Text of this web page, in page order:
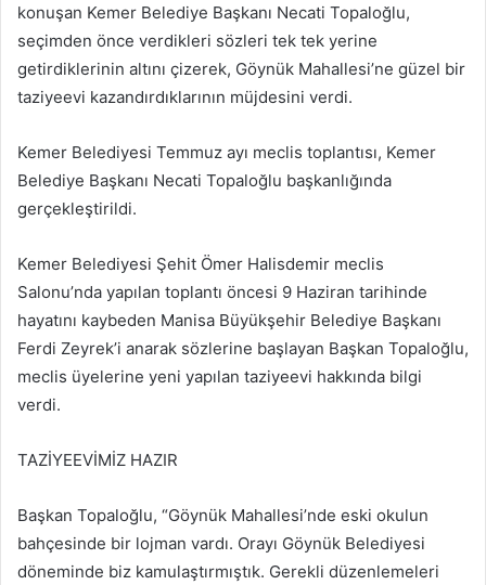
konuşan Kemer Belediye Başkanı Necati Topaloğlu,
seçimden önce verdikleri sözleri tek tek yerine
getirdiklerinin altını çizerek, Göynük Mahallesi’ne güzel bir
taziyeevi kazandırdıklarının müjdesini verdi.
Kemer Belediyesi Temmuz ayı meclis toplantısı, Kemer
Belediye Başkanı Necati Topaloğlu başkanlığında
gerçekleştirildi.
Kemer Belediyesi Şehit Ömer Halisdemir meclis
Salonu’nda yapılan toplantı öncesi 9 Haziran tarihinde
hayatını kaybeden Manisa Büyükşehir Belediye Başkanı
Ferdi Zeyrek’i anarak sözlerine başlayan Başkan Topaloğlu,
meclis üyelerine yeni yapılan taziyeevi hakkında bilgi
verdi.
TAZİYEEVİMİZ HAZIR
Başkan Topaloğlu, “Göynük Mahallesi’nde eski okulun
bahçesinde bir lojman vardı. Orayı Göynük Belediyesi
döneminde biz kamulaştırmıştık. Gerekli düzenlemeleri